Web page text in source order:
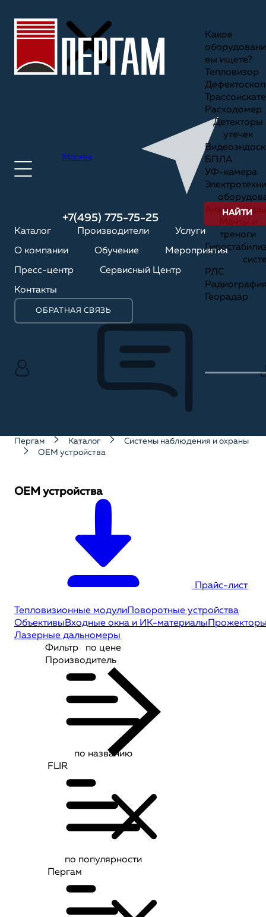
Москва
+7(495) 775-75-25
Каталог Производители Услуги
О компании Обучение Мероприятия
Пресс-центр Сервисный Центр
Контакты
ОБРАТНАЯ СВЯЗЬ
Какое
вы ищете?
Тепловизор
Дефектоскоп
Расходомер
Детекторы
утечек
БПЛА
УФ-камера
Анализаторы
треноги
РЛС
Георадар
НАЙТИ
Пергам Каталог
Системы наблюдения и охраны
OEM устройства
OEM устройства
Прайс-лист
Тепловизионные модули Поворотные устройства
ОбъективыВходные окна и ИК-материалы
Лазерные дальномеры
по цене
по названию
по популярности
Фильтр
Производитель
FLIR
Пергам